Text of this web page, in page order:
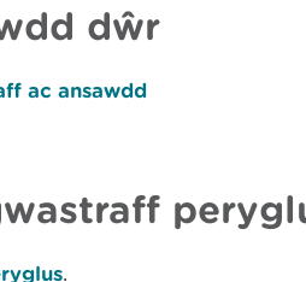
dŵr
ac ansawdd
.